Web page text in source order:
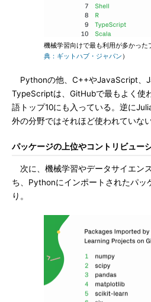
機械学習向けで最も利用が多かった
典：ギットハブ・ジャパン）
Pythonの他、C++やJavaScript、
TypeScriptは、GitHubで最もよく使
語トップ10にも入っている。逆に
外の分野ではそれほど使われていな
パッケージの上位やコントリビュー
次に、機械学習やデータサイエン
ち、Pythonにインポートされたパッ
り。